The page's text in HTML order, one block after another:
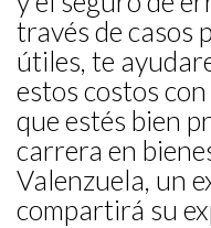
través de casos
útiles, te
estos costos
que estés bien
carrera en
Valenzuela, un
compartirá su